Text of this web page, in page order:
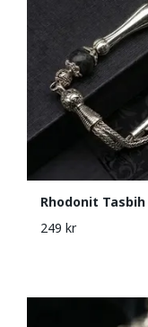
Rhodonit
249 kr